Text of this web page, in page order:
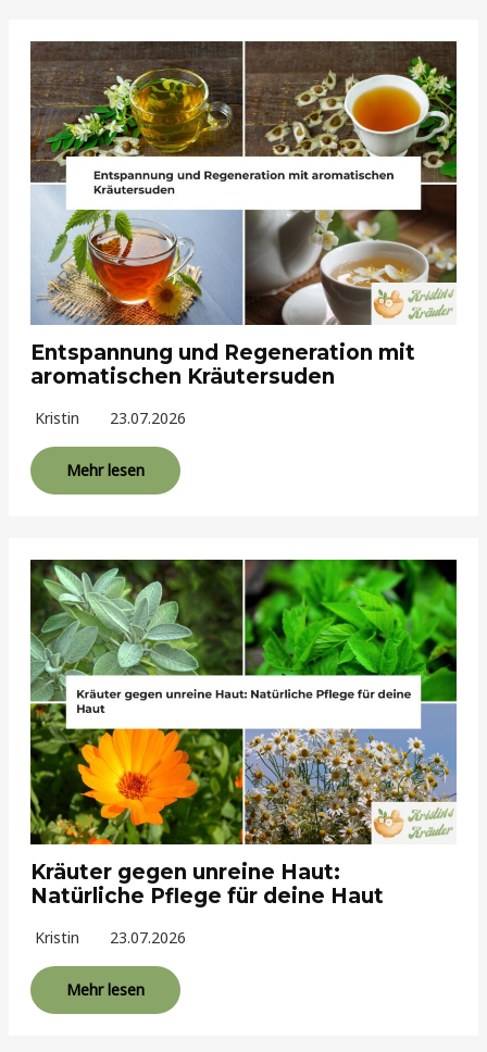
Entspannung und Regeneration mit
aromatischen Kräutersuden
Kristin 23.07.2026
Mehr lesen
Kräuter gegen unreine Haut:
Natürliche Pflege für deine Haut
Kristin 23.07.2026
Mehr lesen